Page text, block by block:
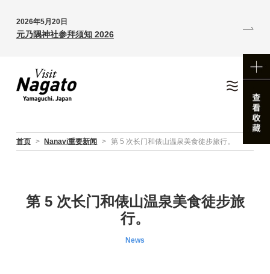
2026年5月20日
元乃隅神社参拜须知 2026
首页 > Nanavi重要新闻 > 第 5 次长门和俵山温泉美食徒步旅行。
第 5 次长门和俵山温泉美食徒步旅
行。
News